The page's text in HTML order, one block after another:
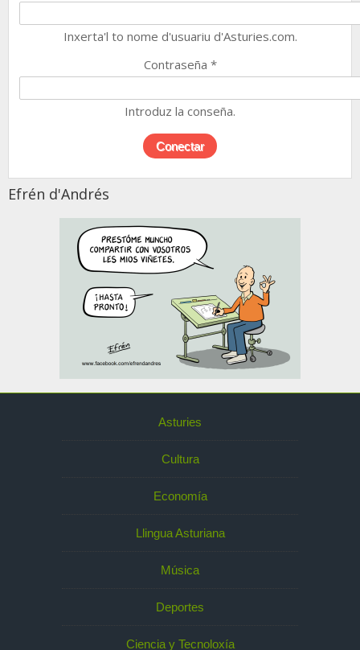
Inxerta'l to nome d'usuariu d'Asturies.com.
Contraseña *
Introduz la conseña.
Efrén d'Andrés
Asturies
Cultura
Economía
Llingua Asturiana
Música
Deportes
Ciencia y Tecnoloxía